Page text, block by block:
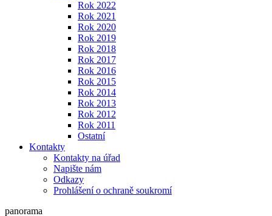
Rok 2022
Rok 2021
Rok 2020
Rok 2019
Rok 2018
Rok 2017
Rok 2016
Rok 2015
Rok 2014
Rok 2013
Rok 2012
Rok 2011
Ostatní
Kontakty
Kontakty na úřad
Napište nám
Odkazy
Prohlášení o ochraně soukromí
panorama